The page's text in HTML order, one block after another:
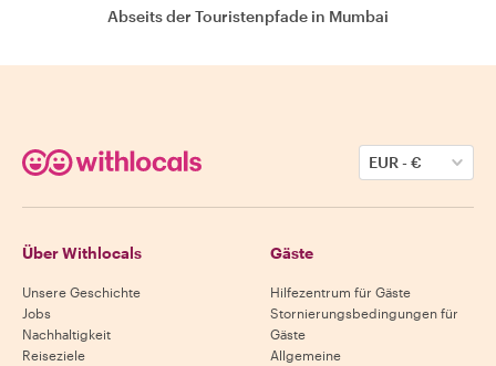
Abseits der Touristenpfade in Mumbai
EUR-€
Über Withlocals
Unsere Geschichte
Jobs
Nachhaltigkeit
Reiseziele
Gäste
Hilfezentrum für Gäste
Stornierungsbedingungen für
Gäste
Allgemeine